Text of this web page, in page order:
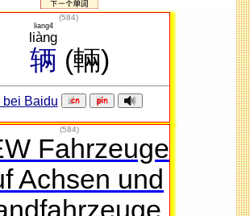
(584)
辆
liàng
liang4
(輛)
bei Baidu
(584)
Fahrzeuge
Achsen und